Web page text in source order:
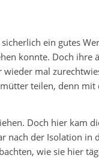
ein gutes
konnte. Doch
mal
teilen, denn
Doch hier kam
nach der Isolation in
wie sie hier